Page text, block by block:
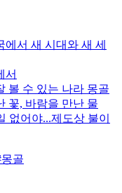
서 새 시대와 새 세
서
볼 수 있는 나라 몽골
꽃, 바람을 만난 물
없어야...제도상 불이
골